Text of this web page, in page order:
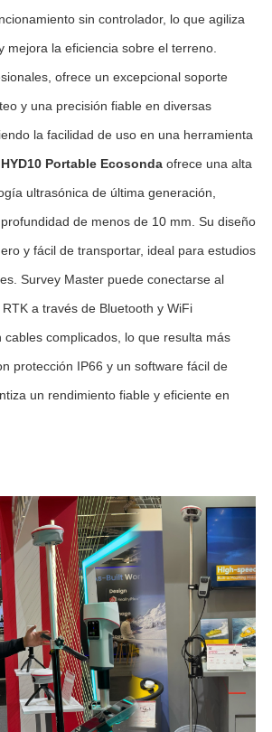
sin controlador, lo que agiliza
mejora la eficiencia sobre el terreno.
ofrece un excepcional soporte
y una precisión fiable en diversas
la facilidad de uso en una herramienta
HYD10 Portable Ecosonda ofrece una alta
ultrasónica de última generación,
de menos de 10 mm. Su diseño
y fácil de transportar, ideal para estudios
Survey Master puede conectarse al
a través de Bluetooth y WiFi
cables complicados, lo que resulta más
protección IP66 y un software fácil de
un rendimiento fiable y eficiente en